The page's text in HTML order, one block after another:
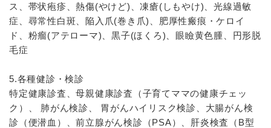
ス、帯状疱疹、熱傷(やけど)、凍瘡(しもやけ)、光線過敏
症、尋常性白斑、陥入爪(巻き爪)、肥厚性瘢痕・ケロイ
ド、粉瘤(アテローマ)、黒子(ほくろ)、眼瞼黄色腫、円形脱
毛症
5.各種健診・検診
特定健康診査、母親健康診査（子育てママの健康チェッ
ク）、 肺がん検診、 胃がんハイリスク検診、大腸がん検
診（便潜血）、前立腺がん検診（PSA）、肝炎検査（B型